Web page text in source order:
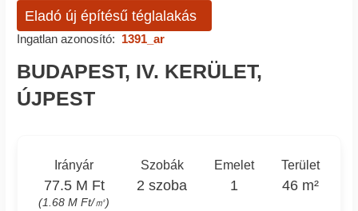
Eladó új építésű téglalakás
Ingatlan azonosító: 1391_ar
BUDAPEST, IV. KERÜLET,
ÚJPEST
Irányár
77.5 M Ft
(1.68 M Ft/㎡)
Szobák
2 szoba
Emelet
1
Terület
46 m²